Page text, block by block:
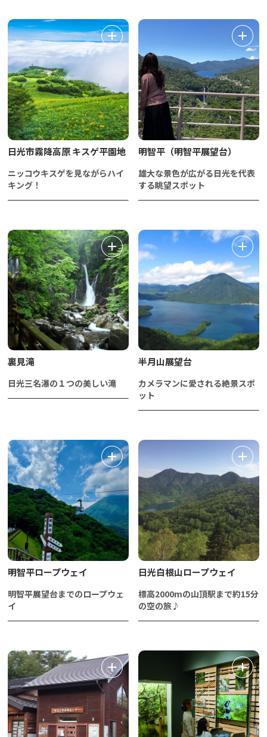
日光市霧降高原 キスゲ平園地
ニッコウキスゲを見ながらハイ
キング！
明智平（明智平展望台）
雄大な景色が広がる日光を代表
する眺望スポット
裏見滝
日光三名瀑の１つの美しい滝
半月山展望台
カメラマンに愛される絶景スポ
ット
明智平ロープウェイ
明智平展望台までのロープウェ
イ
日光白根山ロープウェイ
標高2000mの山頂駅まで約15分
の空の旅♪